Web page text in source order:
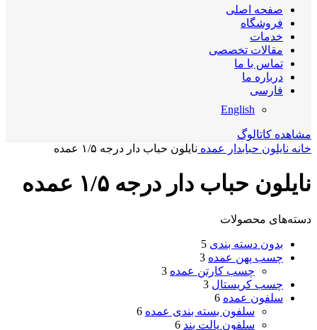
صفحه اصلی
فروشگاه
خدمات
مقالات تخصصی
تماس با ما
درباره ما
فارسی
English
مشاهده کاتالوگ
خانه نایلون حبابدار عمده نایلون حباب دار درجه ۱/۵ عمده
نایلون حباب دار درجه ۱/۵ عمده
دسته‌های محصولات
بدون دسته بندی 5
چسب پهن عمده 3
چسب کارتن عمده 3
چسب کریستال 3
سلفون عمده 6
سلفون بسته بندی عمده 6
سلفون پالت بند 6